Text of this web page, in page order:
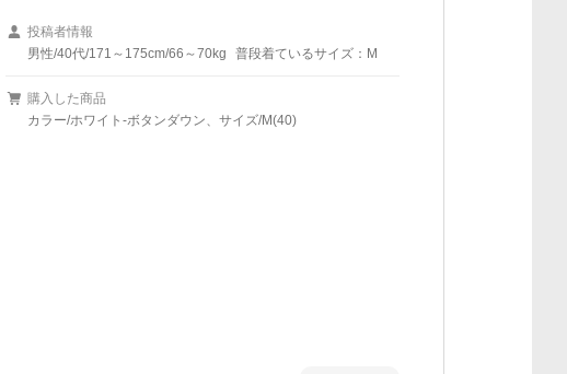
投稿者情報
男性/40代/171～175cm/66～70kg
普段着ているサイズ：M
購入した商品
カラー/ホワイト-ボタンダウン、サイズ/M(40)